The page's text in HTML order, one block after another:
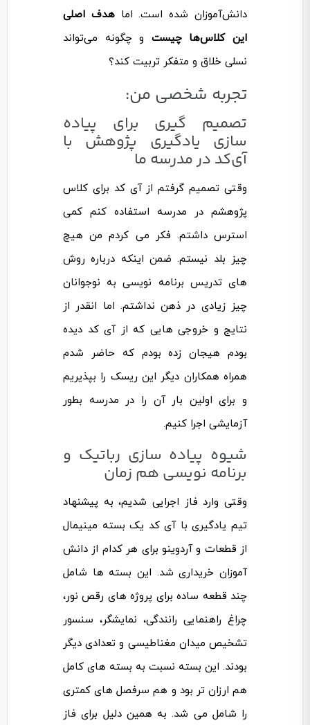
دانش‌آموزان شده است. اماهدف اصلی
این کلاس‌ها چیست و چگونه می‌تواند
نسلی خلاق و متفکر تربیت کند؟
تجربه شخصی من:
تصمیم گیری برای پیاده
سازی یادگیری پژوهش با
آی‌کد در مدرسه ما
وقتی تصمیم گرفتم از آی کد برای کلاس
پژوهشم در مدرسه استفاده کنم کمی
استرس داشتم. فکر می کردم من هیچ
چیز بلد نیستم. ضمن اینکه درباره روش
های تدریس برنامه نویسی به نوجوانان
چیز زیادی در ذهن نداشتم. اما انقدر از
نتایج و خروجی هایی که از آی کد دیده
بودم هیجان زده بودم که حاضر شدم
همراه همکاران دیگر این ریسک را بپذیریم
و برای اولین بار آن را در مدرسه بطور
آزمایشی اجرا کنیم.
شیوه پیاده سازی رباتیک و
برنامه نویسی هم زمان
وقتی وارد فاز اجرایی شدیم، به پیشنهاد
تیم یادگیری با آی کد یک بسته مینیمال
از قطعات و آردوینو برای هر کدام از دانش
آموزان خریداری شد. این بسته ها شامل
چند قطعه ساده برای پروژه های رقص نور،
چراغ راهنمایی رانندگی، نمایشگر، سنسور
تشخیص میدان مغناطیسی و تعدادی دیگر
بودند. این بسته نسبت به بسته های کامل
هم ارزان تر بود و هم سرفصل های کمتری
را شامل می شد. به همین دلیل برای فاز